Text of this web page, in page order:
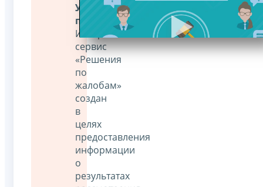
Уважаемые
пользователи!
Интернет-
сервис
«Решения
по
жалобам»
создан
в
целях
предоставления
информации
о
результатах